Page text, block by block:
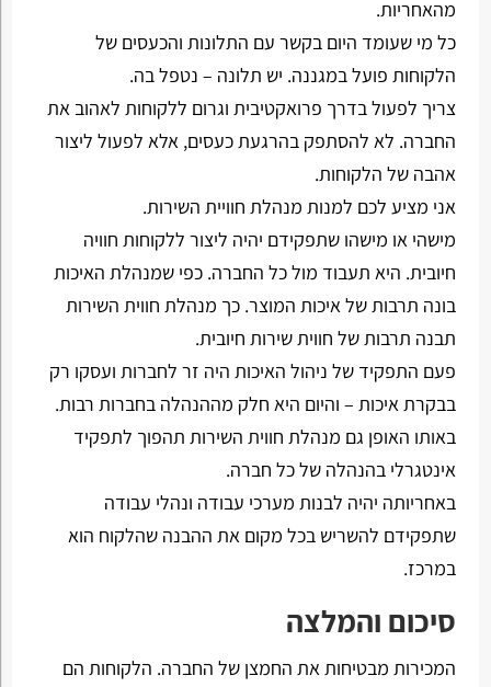
מהאחריות.
כל מי שעומד היום בקשר עם התלונות והכעסים של
הלקוחות פועל במגננה. יש תלונה – נטפל בה.
צריך לפעול בדרך פרואקטיבית וגרום ללקוחות לאהוב את
החברה. לא להסתפק בהרגעת כעסים, אלא לפעול ליצור
אהבה של הלקוחות.
אני מציע לכם למנות מנהלת חוויית השירות.
מישהי או מישהו שתפקידם יהיה ליצור ללקוחות חוויה
חיובית. היא תעבוד מול כל החברה. כפי שמנהלת האיכות
בונה תרבות של איכות המוצר. כך מנהלת חווית השירות
תבנה תרבות של חווית שירות חיובית.
פעם התפקיד של ניהול האיכות היה זר לחברות ועסקו רק
בבקרת איכות – והיום היא חלק מההנהלה בחברות רבות.
באותו האופן גם מנהלת חווית השירות תהפוך לתפקיד
אינטגרלי בהנהלה של כל חברה.
באחריותה יהיה לבנות מערכי עבודה ונהלי עבודה
שתפקידם להשריש בכל מקום את ההבנה שהלקוח הוא
במרכז.
סיכום והמלצה
המכירות מבטיחות את החמצן של החברה. הלקוחות הם